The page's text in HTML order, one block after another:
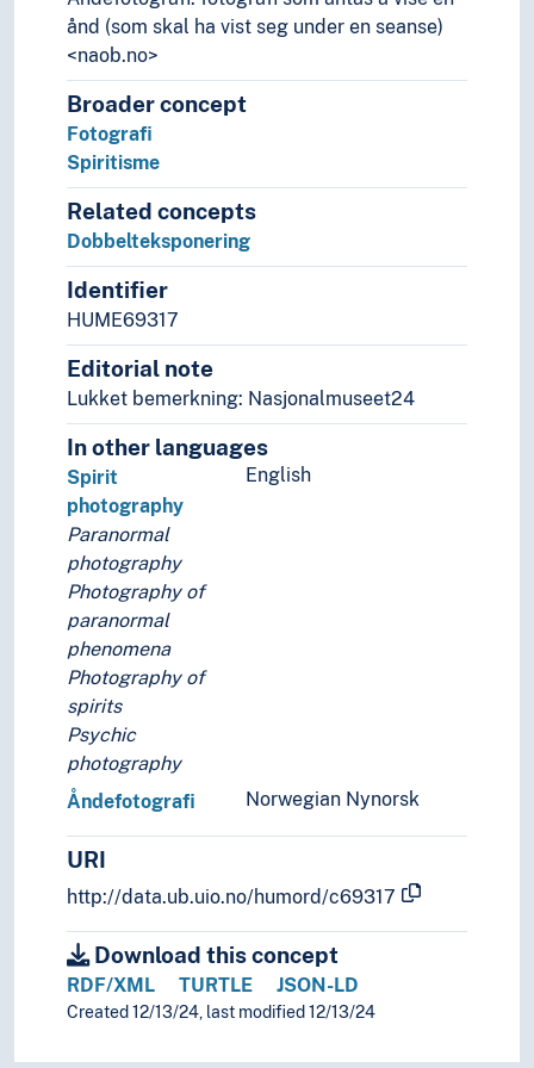
Litteratur
Navn, personer og skikkelser
Pedagogikk
Psykologi
Realfag
Religionsvitenskap
Helligdommer
Interreligiøse relasjoner
Mytologi (Religion)
Religion
Religionsantropologi
Religionsfenomenologi
Religionsforfølgelse
Religiøs symbolikk
Religiøse doktriner
Religiøse kilder
Religiøse organisasjoner
(religiøse organisasjoner etter enkeltreligioner)
Geistlighet
Klostervesen
Munkeordener
Nonneordener
Religiøse bevegelser
Gnostisisme
Hinduistiske bevegelser
Jesidismen
Jødiske bevegelser
Nye religioner
Okkultisme
Esoterisme
Hermetisme
Nær-døden-opplevelser
ånd (som skal ha vist seg under en seanse)
<naob.no>
Broader concept
Fotografi
Spiritisme
Related concepts
Dobbelteksponering
Identifier
HUME69317
Editorial note
Lukket bemerkning: Nasjonalmuseet24
In other languages
English
Spirit
photography
Paranormal
photography
Photography of
paranormal
phenomena
Photography of
spirits
Psychic
photography
Norwegian Nynorsk
Åndefotografi
URI
http://data.ub.uio.no/humord/c69317
Download this concept
RDF/XML TURTLE JSON-LD
Created 12/13/24, last modified 12/13/24